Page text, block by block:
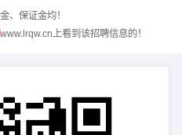
、保证金均！
www.lrqw.cn上看到该招聘信息的！